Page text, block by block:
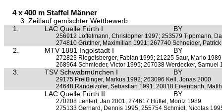
4 x 400 m Staffel Männer
3. Zeitlauf gemischter Wettbewerb
1.
LAC Quelle Fürth I BY
256912 Löffelmann, Christopher 1997; 253579 Tippmann,
274810 Grüttner, Maximilian 1991; 267740 Schneider,
2. MTV 1881 Ingolstadt I BY
272823 Riegelsberger, Fabian 1999; 21225 Saur, Mario 1989
268964 Schmieder, Victor 1995; 267038 Werdecker, Samuel
3. TSV Schwabmünchen I BY
29175 Preißinger, Markus 1992; 263096 Kell, Jonas 2000
24648 Randelzofer, Sebastian 1991; 20818 Eisenbarth,
LAC Quelle Fürth II BY
270208 Lenfert, Jan 2001; 274617 Hüttel, Moritz 1989
275133 Gerhard, Dennis 1995; 255754 Schmidt, Nicolas